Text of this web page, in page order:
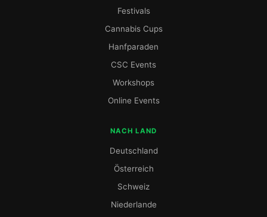
Festivals
Cannabis Cups
Hanfparaden
CSC Events
Workshops
Online Events
NACH LAND
Deutschland
Österreich
Schweiz
Niederlande